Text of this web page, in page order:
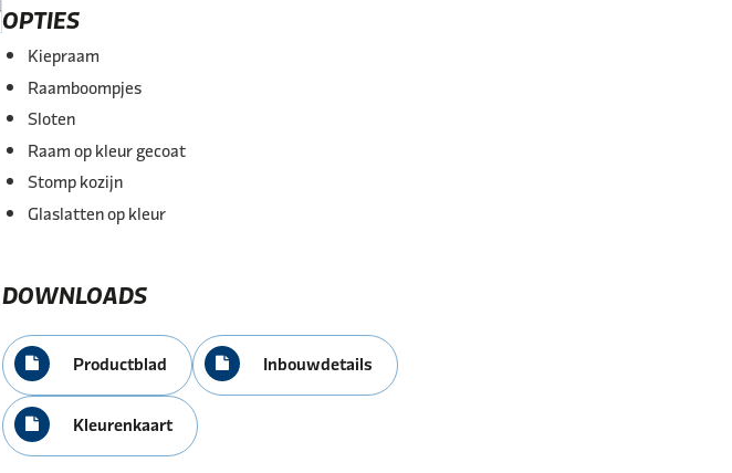
OPTIES
Kiepraam
Raamboompjes
Sloten
Raam op kleur gecoat
Stomp kozijn
Glaslatten op kleur
DOWNLOADS
Productblad Inbouwdetails
Kleurenkaart